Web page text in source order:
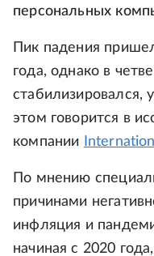
персональных
Пик падения
года, однако в
стабилизировался,
этом говорится в
компании
По мнению
причинами
инфляция и
начиная с 2020